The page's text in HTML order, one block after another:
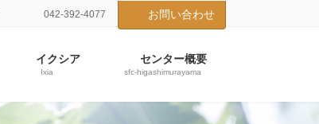
042-392-4077 お問い合わせ
イクシア
Ixia
センター概要
sfc-higashimurayama